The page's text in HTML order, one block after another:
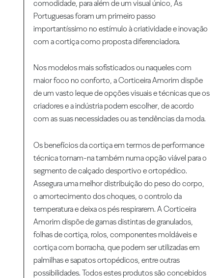
comodidade, para além de um visual único, As
Portuguesas foram um primeiro passo
importantíssimo no estímulo à criatividade e inovação
com a cortiça como proposta diferenciadora.
Nos modelos mais sofisticados ou naqueles com
maior foco no conforto, a Corticeira Amorim dispõe
de um vasto leque de opções visuais e técnicas que os
criadores e a indústria podem escolher, de acordo
com as suas necessidades ou as tendências da moda.
Os benefícios da cortiça em termos de performance
técnica tornam-na também numa opção viável para o
segmento de calçado desportivo e ortopédico.
Assegura uma melhor distribuição do peso do corpo,
o amortecimento dos choques, o controlo da
temperatura e deixa os pés respirarem. A Corticeira
Amorim dispõe de gamas distintas de granulados,
folhas de cortiça, rolos, componentes moldáveis e
cortiça com borracha, que podem ser utilizadas em
palmilhas e sapatos ortopédicos, entre outras
possibilidades. Todos estes produtos são concebidos